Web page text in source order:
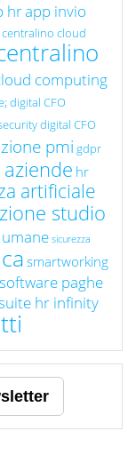
hrapp invio
centralino cloud
computing
digital CFO
digital CFO
pmi gdpr
hr
artificiale
studio
sicurezza
smartworking
software paghe
hr infinity